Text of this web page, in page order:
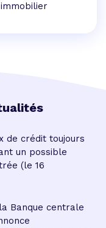
de crédit toujours
un possible
(le 16
Banque centrale